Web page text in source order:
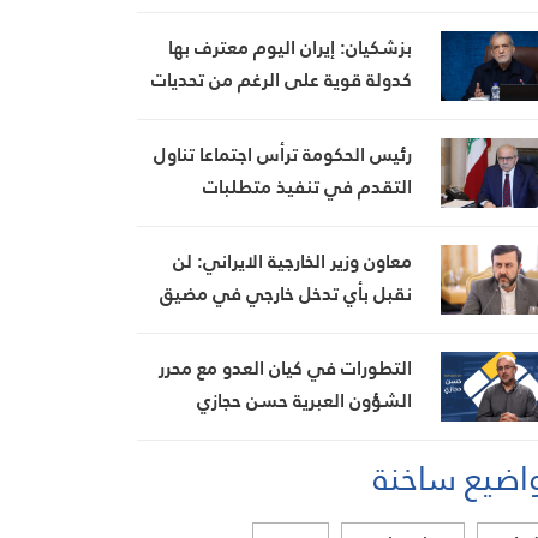
ويتلف 16 خيمة مزروعة بالماريجوانا
بزشكيان: إيران اليوم معترف بها
كدولة قوية على الرغم من تحديات
رئيس الحكومة ترأس اجتماعا تناول
التقدم في تنفيذ متطلبات
من القائمة الرمادية
معاون وزير الخارجية الايراني: لن
نقبل بأي تدخل خارجي في مضيق
التطورات في كيان العدو مع محرر
الشؤون العبرية حسن حجازي
ساخنة